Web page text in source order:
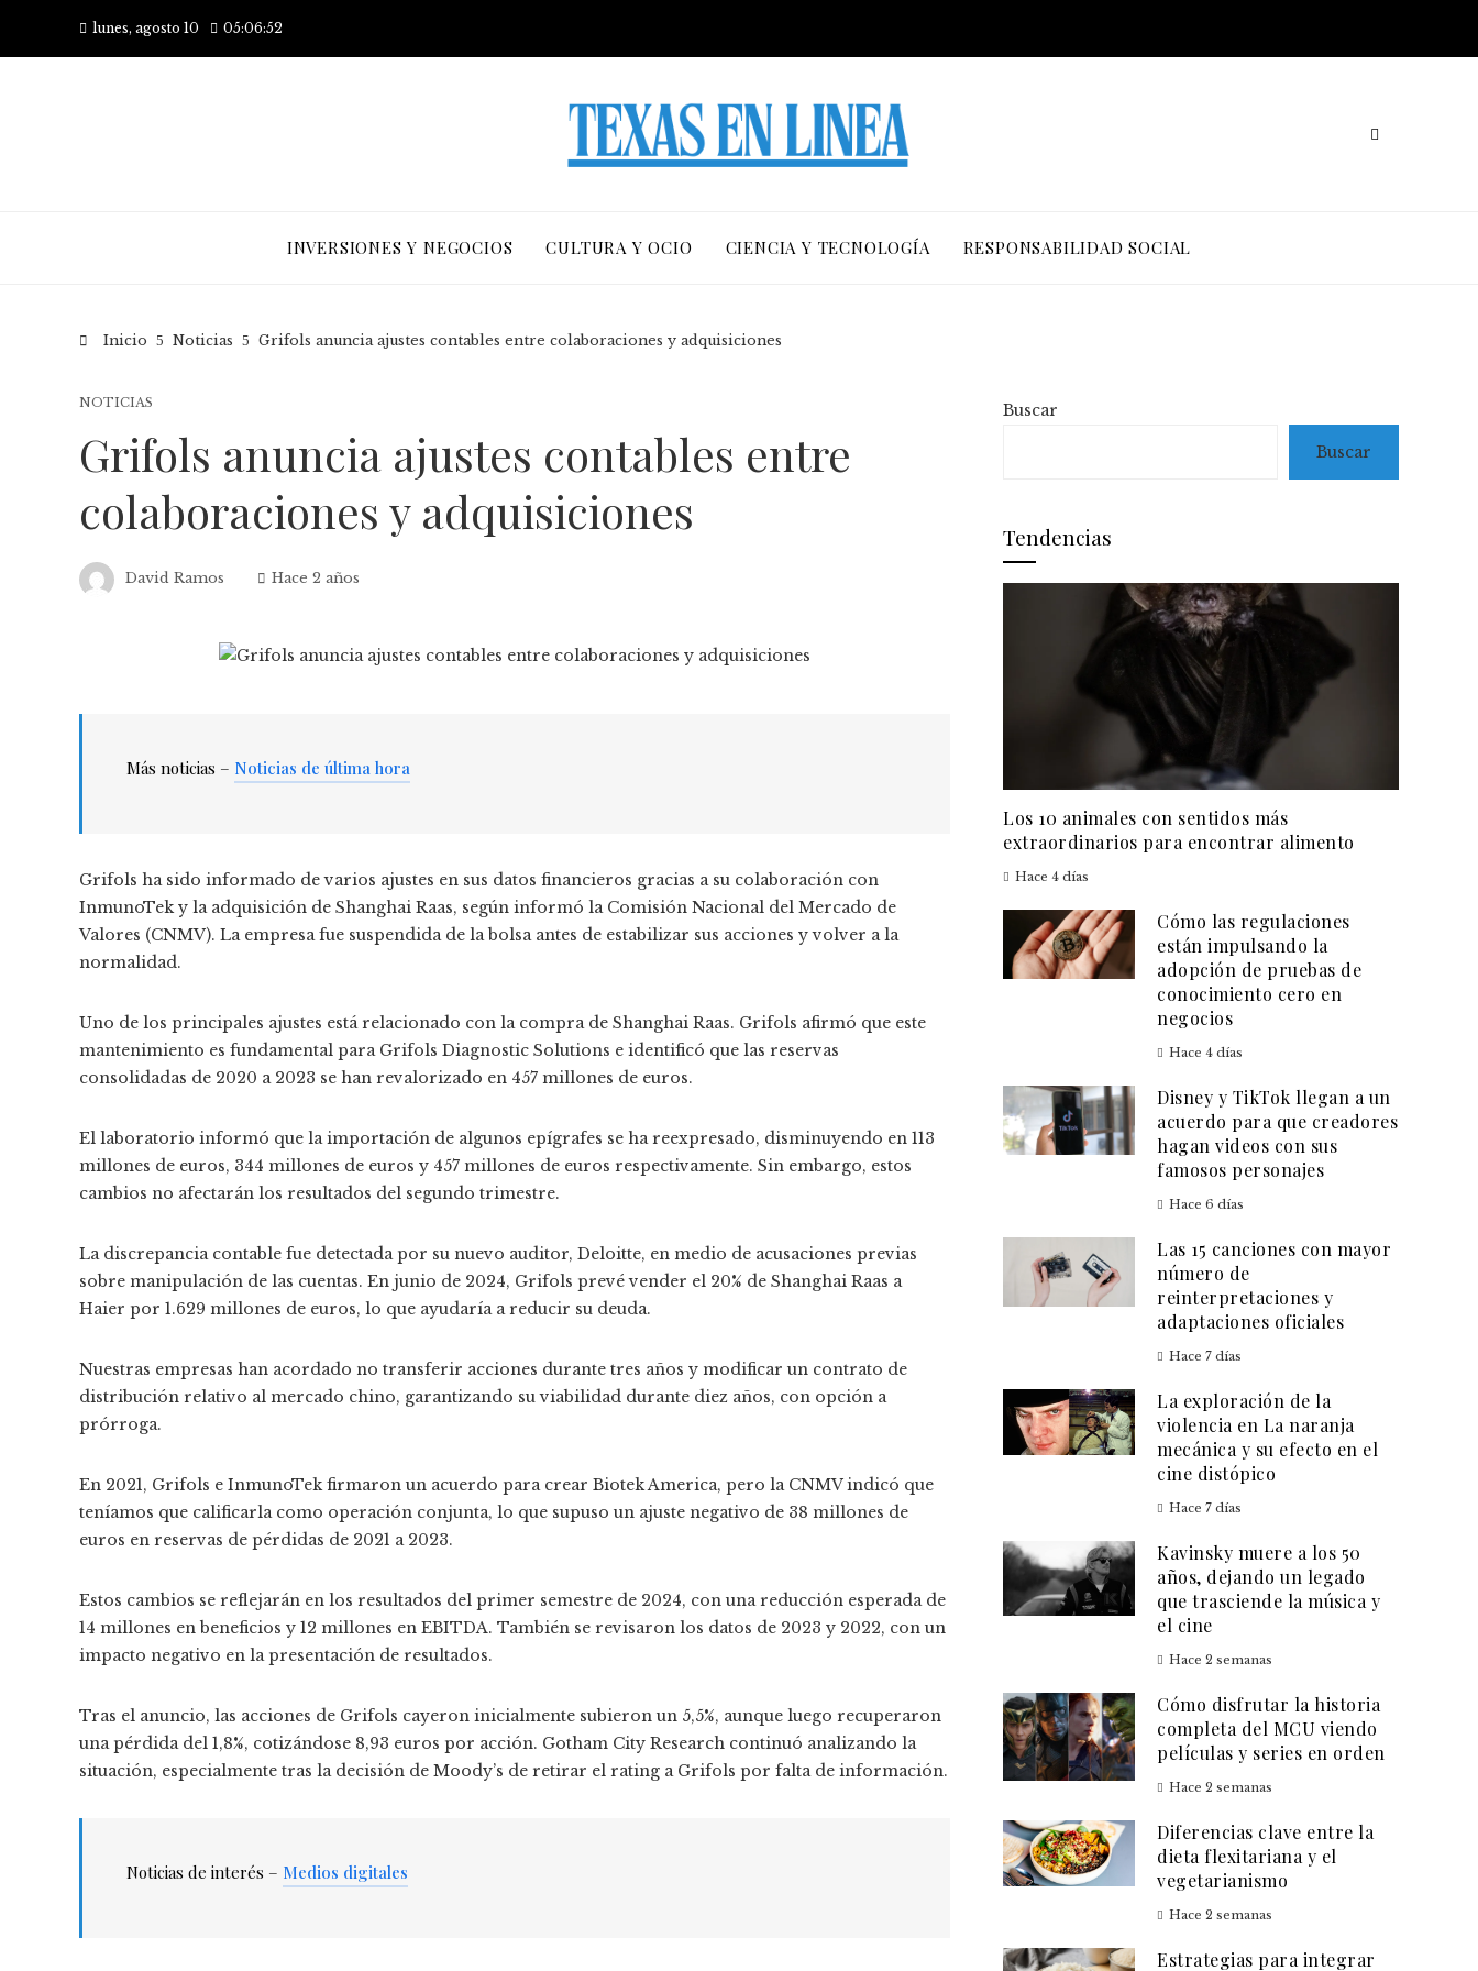
lunes, agosto 10 05:06:52
INVERSIONES Y NEGOCIOS CULTURA Y OCIO CIENCIA Y TECNOLOGÍA RESPONSABILIDAD SOCIAL
Inicio Noticias Grifols anuncia ajustes contables entre colaboraciones y adquisiciones
NOTICIAS
Grifols anuncia ajustes contables entre
colaboraciones y adquisiciones
David Ramos Hace 2 años
Más noticias – Noticias de última hora
Grifols ha sido informado de varios ajustes en sus datos financieros gracias a su colaboración con
InmunoTek y la adquisición de Shanghai Raas, según informó la Comisión Nacional del Mercado de
Valores (CNMV). La empresa fue suspendida de la bolsa antes de estabilizar sus acciones y volver a la
normalidad.
Uno de los principales ajustes está relacionado con la compra de Shanghai Raas. Grifols afirmó que este
mantenimiento es fundamental para Grifols Diagnostic Solutions e identificó que las reservas
consolidadas de 2020 a 2023 se han revalorizado en 457 millones de euros.
El laboratorio informó que la importación de algunos epígrafes se ha reexpresado, disminuyendo en 113
millones de euros, 344 millones de euros y 457 millones de euros respectivamente. Sin embargo, estos
cambios no afectarán los resultados del segundo trimestre.
La discrepancia contable fue detectada por su nuevo auditor, Deloitte, en medio de acusaciones previas
sobre manipulación de las cuentas. En junio de 2024, Grifols prevé vender el 20% de Shanghai Raas a
Haier por 1.629 millones de euros, lo que ayudaría a reducir su deuda.
Nuestras empresas han acordado no transferir acciones durante tres años y modificar un contrato de
distribución relativo al mercado chino, garantizando su viabilidad durante diez años, con opción a
prórroga.
En 2021, Grifols e InmunoTek firmaron un acuerdo para crear Biotek America, pero la CNMV indicó que
teníamos que calificarla como operación conjunta, lo que supuso un ajuste negativo de 38 millones de
euros en reservas de pérdidas de 2021 a 2023.
Estos cambios se reflejarán en los resultados del primer semestre de 2024, con una reducción esperada de
14 millones en beneficios y 12 millones en EBITDA. También se revisaron los datos de 2023 y 2022, con un
impacto negativo en la presentación de resultados.
Tras el anuncio, las acciones de Grifols cayeron inicialmente subieron un 5,5%, aunque luego recuperaron
una pérdida del 1,8%, cotizándose 8,93 euros por acción. Gotham City Research continuó analizando la
situación, especialmente tras la decisión de Moody’s de retirar el rating a Grifols por falta de información.
Noticias de interés – Medios digitales
Buscar
Buscar
Tendencias
Los 10 animales con sentidos más
extraordinarios para encontrar alimento
Hace 4 días
Cómo las regulaciones
están impulsando la
adopción de pruebas de
conocimiento cero en
negocios
Hace 4 días
Disney y TikTok llegan a un
acuerdo para que creadores
hagan videos con sus
famosos personajes
Hace 6 días
Las 15 canciones con mayor
número de
reinterpretaciones y
adaptaciones oficiales
Hace 7 días
La exploración de la
violencia en La naranja
mecánica y su efecto en el
cine distópico
Hace 7 días
Kavinsky muere a los 50
años, dejando un legado
que trasciende la música y
el cine
Hace 2 semanas
Cómo disfrutar la historia
completa del MCU viendo
películas y series en orden
Hace 2 semanas
Diferencias clave entre la
dieta flexitariana y el
vegetarianismo
Hace 2 semanas
Estrategias para integrar